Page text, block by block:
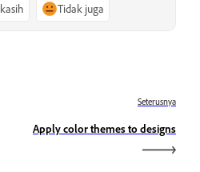
Tidak juga
Seterusnya
Apply color themes to designs